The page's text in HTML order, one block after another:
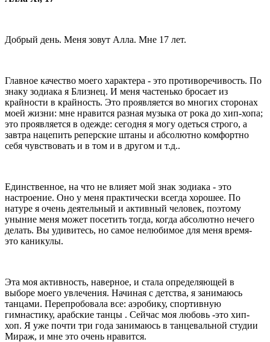
Добрый день. Меня зовут Алла. Мне 17 лет.
Главное качество моего характера - это противоречивость. По
знаку зодиака я Близнец. И меня частенько бросает из
крайности в крайность. Это проявляется во многих сторонах
моей жизни: мне нравится разная музыка от рока до хип-хопа;
это проявляется в одежде: сегодня я могу одеться строго, а
завтра нацепить реперские штаны и абсолютно комфортно
себя чувствовать и в том и в другом и т.д..
Единственное, на что не влияет мой знак зодиака - это
настроение. Оно у меня практически всегда хорошее. По
натуре я очень деятельный и активный человек, поэтому
уныние меня может посетить тогда, когда абсолютно нечего
делать. Вы удивитесь, но самое нелюбимое для меня время-
это каникулы.
Эта моя активность, наверное, и стала определяющей в
выборе моего увлечения. Начиная с детства, я занимаюсь
танцами. Перепробовала все: аэробику, спортивную
гимнастику, арабские танцы . Сейчас моя любовь -это хип-
хоп. Я уже почти три года занимаюсь в танцевальной студии
Мираж, и мне это очень нравится.